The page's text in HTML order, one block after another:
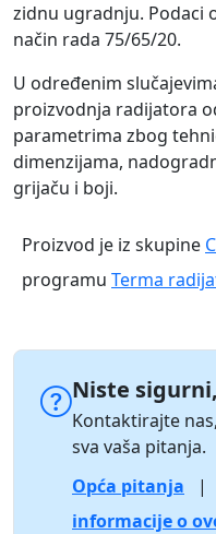
zidnu ugradnju. Podaci
način rada 75/65/20.
U određenim
proizvodnja radijatora
parametrima zbog
dimenzijama,
grijaču i boji.
Proizvod je iz skupine
programu Terma
Niste
Kontaktirajte
sva vaša pitanja.
Opća pitanja
|
informacije o